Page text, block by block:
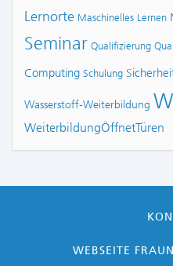
Lernorte Maschinelles Lernen
Seminar Qualifizierung
Computing Schulung
Wasserstoff-Weiterbildung
WeiterbildungÖffnetTüren
WEBSEITE